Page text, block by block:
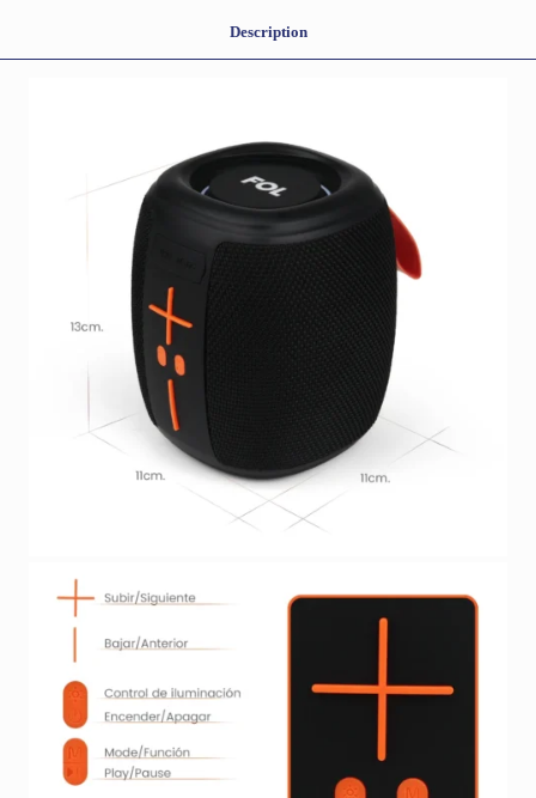
Description